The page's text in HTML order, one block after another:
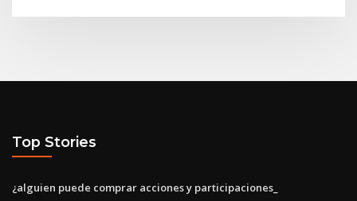
Top Stories
¿alguien puede comprar acciones y participaciones_